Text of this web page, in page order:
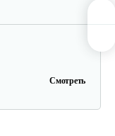
Смотреть